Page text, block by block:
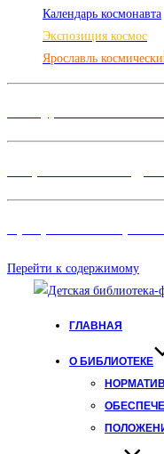
Календарь космонавта
Экспозиция космос
Ярославль
Перейти к содержимому
ГЛАВНАЯ
О БИБЛИОТЕКЕ